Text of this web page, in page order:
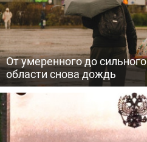
От умеренного до
области снова дождь